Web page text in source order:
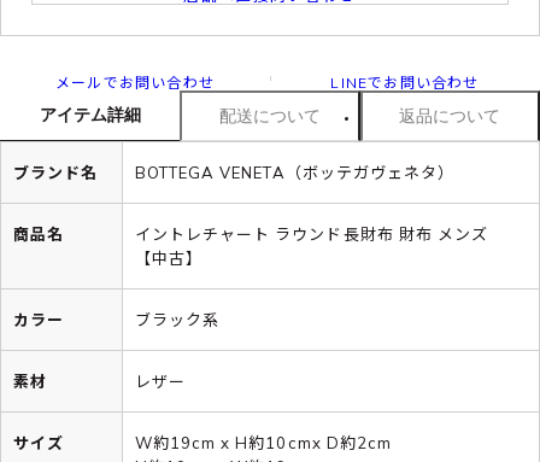
メールでお問い合わせ LINEでお問い合わせ
アイテム詳細 配送について 返品について
ブランド名 BOTTEGA VENETA（ボッテガヴェネタ）
商品名
イントレチャート ラウンド長財布 財布 メンズ
【中古】
カラー ブラック系
素材 レザー
サイズ
W約19cm x H約10cmx D約2cm